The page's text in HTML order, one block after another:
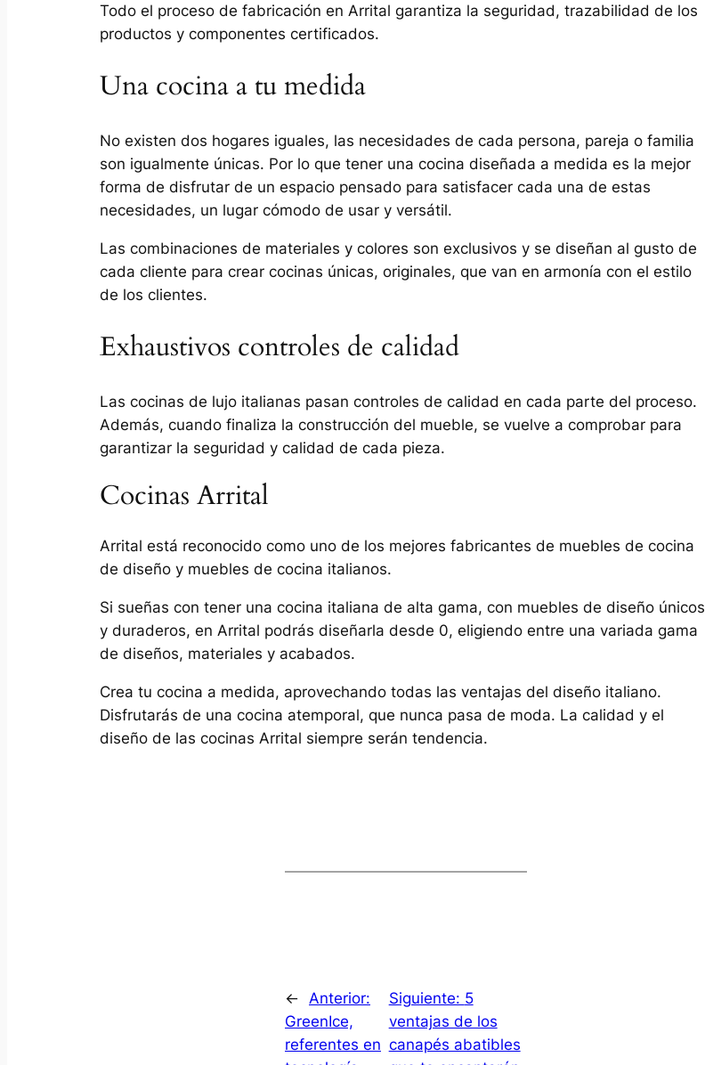
Todo el proceso de fabricación en Arrital garantiza la seguridad, trazabilidad de los
productos y componentes certificados.
Una cocina a tu medida
No existen dos hogares iguales, las necesidades de cada persona, pareja o familia
son igualmente únicas. Por lo que tener una cocina diseñada a medida es la mejor
forma de disfrutar de un espacio pensado para satisfacer cada una de estas
necesidades, un lugar cómodo de usar y versátil.
Las combinaciones de materiales y colores son exclusivos y se diseñan al gusto de
cada cliente para crear cocinas únicas, originales, que van en armonía con el estilo
de los clientes.
Exhaustivos controles de calidad
Las cocinas de lujo italianas pasan controles de calidad en cada parte del proceso.
Además, cuando finaliza la construcción del mueble, se vuelve a comprobar para
garantizar la seguridad y calidad de cada pieza.
Cocinas Arrital
Arrital está reconocido como uno de los mejores fabricantes de muebles de cocina
de diseño y muebles de cocina italianos.
Si sueñas con tener una cocina italiana de alta gama, con muebles de diseño únicos
y duraderos, en Arrital podrás diseñarla desde 0, eligiendo entre una variada gama
de diseños, materiales y acabados.
Crea tu cocina a medida, aprovechando todas las ventajas del diseño italiano.
Disfrutarás de una cocina atemporal, que nunca pasa de moda. La calidad y el
diseño de las cocinas Arrital siempre serán tendencia.
←
Anterior:
GreenIce,
referentes en
Siguiente: 5
ventajas de los
canapés abatibles